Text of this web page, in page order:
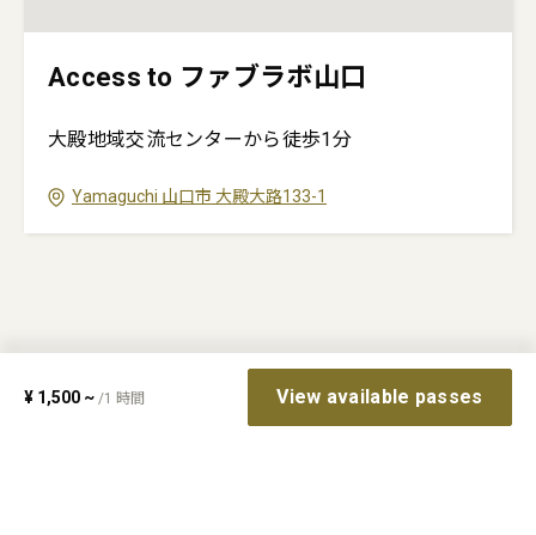
Access to ファブラボ山口
大殿地域交流センターから徒歩1分
Yamaguchi 山口市 大殿大路133-1
¥ 1,500 ~ /1 時間 View available passes